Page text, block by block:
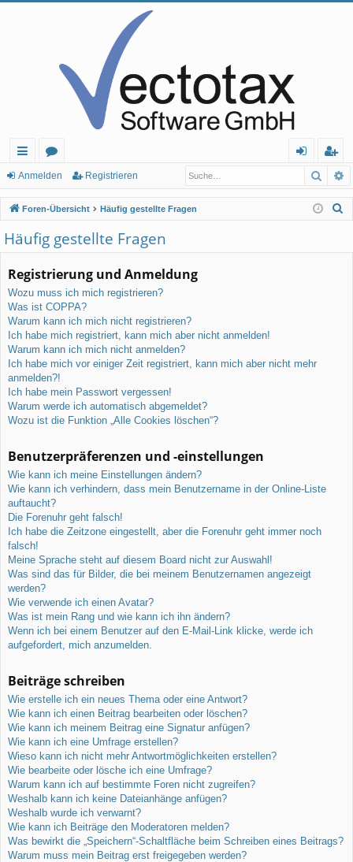
ch
ne
llz
ug
rif
f
or
en
m
el
eg
ist
rie
Anmelden Registrieren
Foren-Übersicht Häufig gestellte Fragen
Häufig gestellte Fragen
Registrierung und Anmeldung
Wozu muss ich mich registrieren?
Was ist COPPA?
Warum kann ich mich nicht registrieren?
Ich habe mich registriert, kann mich aber nicht anmelden!
Warum kann ich mich nicht anmelden?
Ich habe mich vor einiger Zeit registriert, kann mich aber nicht mehr
anmelden?!
Ich habe mein Passwort vergessen!
Warum werde ich automatisch abgemeldet?
Wozu ist die Funktion „Alle Cookies löschen“?
Benutzerpräferenzen und -einstellungen
Wie kann ich meine Einstellungen ändern?
Wie kann ich verhindern, dass mein Benutzername in der Online-Liste
auftaucht?
Die Forenuhr geht falsch!
Ich habe die Zeitzone eingestellt, aber die Forenuhr geht immer noch
falsch!
Meine Sprache steht auf diesem Board nicht zur Auswahl!
Was sind das für Bilder, die bei meinem Benutzernamen angezeigt
werden?
Wie verwende ich einen Avatar?
Was ist mein Rang und wie kann ich ihn ändern?
Wenn ich bei einem Benutzer auf den E-Mail-Link klicke, werde ich
aufgefordert, mich anzumelden.
Beiträge schreiben
Wie erstelle ich ein neues Thema oder eine Antwort?
Wie kann ich einen Beitrag bearbeiten oder löschen?
Wie kann ich meinem Beitrag eine Signatur anfügen?
Wie kann ich eine Umfrage erstellen?
Wieso kann ich nicht mehr Antwortmöglichkeiten erstellen?
Wie bearbeite oder lösche ich eine Umfrage?
Warum kann ich auf bestimmte Foren nicht zugreifen?
Weshalb kann ich keine Dateianhänge anfügen?
Weshalb wurde ich verwarnt?
Wie kann ich Beiträge den Moderatoren melden?
Was bewirkt die „Speichern“-Schaltfläche beim Schreiben eines Beitrags?
Warum muss mein Beitrag erst freigegeben werden?